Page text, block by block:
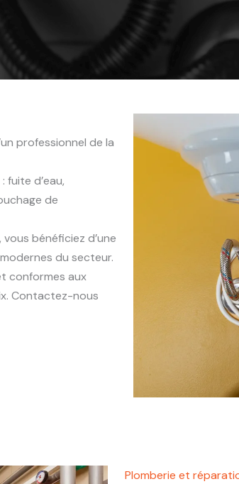
professionnel de la
d’eau,
de
, vous bénéficiez d’une
du secteur.
conformes aux
Contactez-nous
Plomberie et